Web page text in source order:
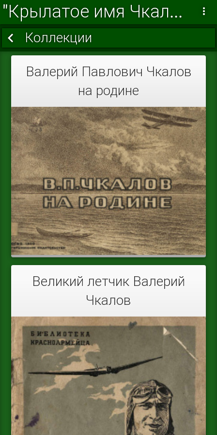
"Крылатое имя Чкалов"
Коллекции
Валерий Павлович Чкалов
на родине
Великий летчик Валерий
Чкалов